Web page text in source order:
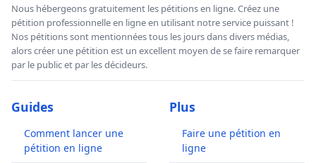
Nous hébergeons gratuitement les pétitions en ligne. Créez une
pétition professionnelle en ligne en utilisant notre service puissant !
Nos pétitions sont mentionnées tous les jours dans divers médias,
alors créer une pétition est un excellent moyen de se faire remarquer
par le public et par les décideurs.
Guides
Comment lancer une
pétition en ligne
Plus
Faire une pétition en
ligne